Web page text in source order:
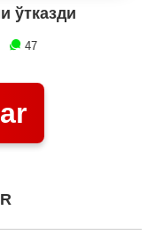
ўтказди
47